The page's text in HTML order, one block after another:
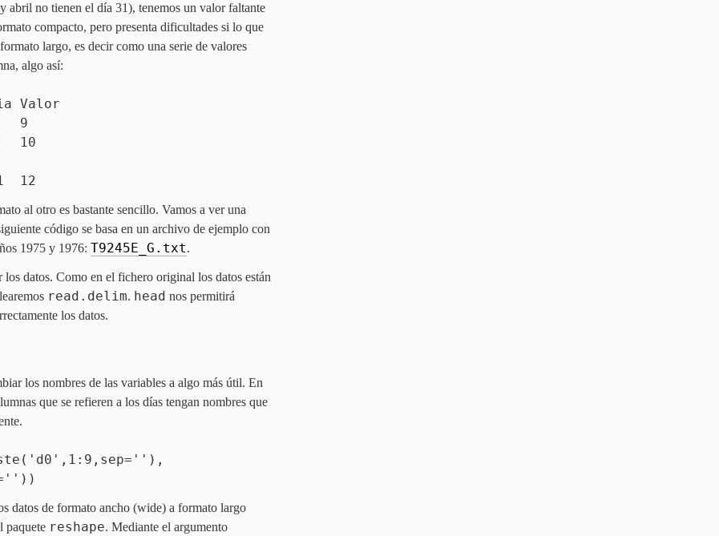
abril no tienen el día 31), tenemos un valor faltante
compacto, pero presenta dificultades si lo que
largo, es decir como una serie de valores
algo así:
Valor
9
10
12
al otro es bastante sencillo. Vamos a ver una
código se basa en un archivo de ejemplo con
1975 y 1976: T9245E_G.txt.
datos. Como en el fichero original los datos están
read.delim. head nos permitirá
los datos.
los nombres de las variables a algo más útil. En
que se refieren a los días tengan nombres que
datos de formato ancho (wide) a formato largo
paquete reshape. Mediante el argumento